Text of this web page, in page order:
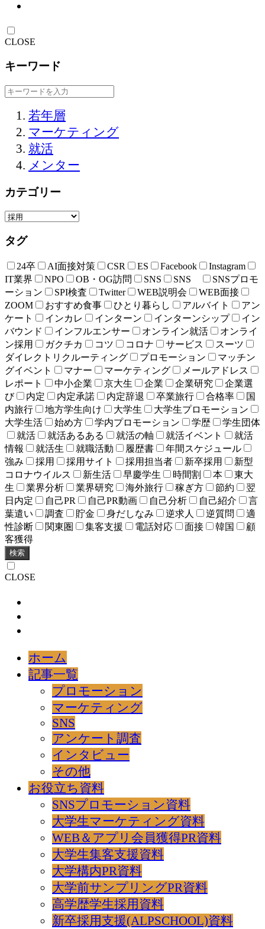
CLOSE
キーワード
若年層
マーケティング
就活
メンター
カテゴリー
タグ
24卒 AI面接対策 CSR ES Facebook
Instagram
IT業界
NPO OB・OG訪問 SNS SNS
SNSプロモ
ーション
SPI検査 Twitter WEB説明会
WEB面接
ZOOM
おすすめ食事 ひとり暮らし アルバイト
アン
ケート
インカレ インターン インターンシップ
イン
バウンド
インフルエンサー オンライン就活
オンライ
ン採用
ガクチカ コツ コロナ サービス
スーツ
ダイレクトリクルーティング
プロモーション
マッチン
グイベント
マナー マーケティング
メールアドレス
レポート
中小企業 京大生 企業 企業研究
企業選
び
内定 内定承諾 内定辞退 卒業旅行 合格率
国
内旅行
地方学生向け 大学生
大学生プロモーション
大学生活
始め方 学内プロモーション 学歴
学生団体
就活
就活あるある 就活の軸 就活イベント
就活
情報
就活生 就職活動 履歴書
年間スケジュール
強み
採用 採用サイト 採用担当者 新卒採用
新型
コロナウイルス
新生活 早慶学生 時間割 本
東大
生
業界分析 業界研究 海外旅行 稼ぎ方 節約
翌
日内定
自己PR 自己PR動画 自己分析 自己紹介
言
葉遣い
調査 貯金 身だしなみ 逆求人 逆質問
適
性診断
関東圏 集客支援 電話対応 面接 韓国
顧
客獲得
検索
CLOSE
ホーム
記事一覧
プロモーション
マーケティング
SNS
アンケート調査
インタビュー
その他
お役立ち資料
SNSプロモーション資料
大学生マーケティング資料
WEB＆アプリ会員獲得PR資料
大学生集客支援資料
大学構内PR資料
大学前サンプリングPR資料
高学歴学生採用資料
新卒採用支援(ALPSCHOOL)資料